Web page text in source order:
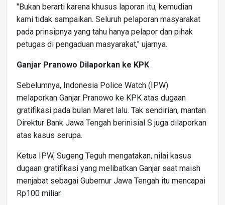
"Bukan berarti karena khusus laporan itu, kemudian
kami tidak sampaikan. Seluruh pelaporan masyarakat
pada prinsipnya yang tahu hanya pelapor dan pihak
petugas di pengaduan masyarakat," ujarnya.
Ganjar Pranowo Dilaporkan ke KPK
Sebelumnya, Indonesia Police Watch (IPW)
melaporkan Ganjar Pranowo ke KPK atas dugaan
gratifikasi pada bulan Maret lalu. Tak sendirian, mantan
Direktur Bank Jawa Tengah berinisial S juga dilaporkan
atas kasus serupa.
Ketua IPW, Sugeng Teguh mengatakan, nilai kasus
dugaan gratifikasi yang melibatkan Ganjar saat maish
menjabat sebagai Gubernur Jawa Tengah itu mencapai
Rp100 miliar.